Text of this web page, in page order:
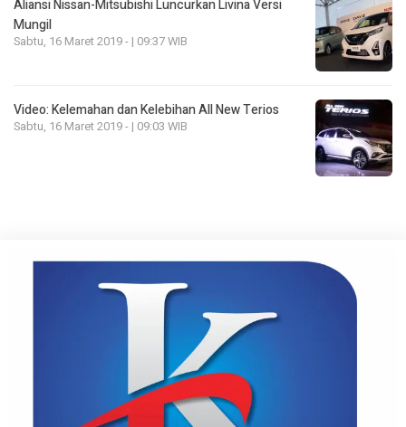
Aliansi Nissan-Mitsubishi Luncurkan Livina Versi
Mungil
Sabtu, 16 Maret 2019 - | 09:37 WIB
Video: Kelemahan dan Kelebihan All New Terios
Sabtu, 16 Maret 2019 - | 09:03 WIB